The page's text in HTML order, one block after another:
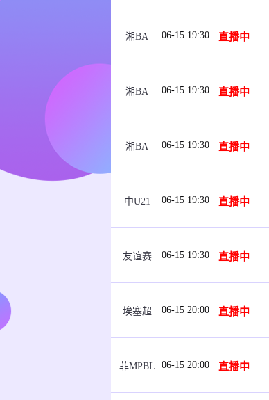
湘BA 06-15 19:30 直播中
湘BA 06-15 19:30 直播中
湘BA 06-15 19:30 直播中
中U21 06-15 19:30 直播中
友谊赛 06-15 19:30 直播中
埃塞超 06-15 20:00 直播中
菲MPBL 06-15 20:00 直播中